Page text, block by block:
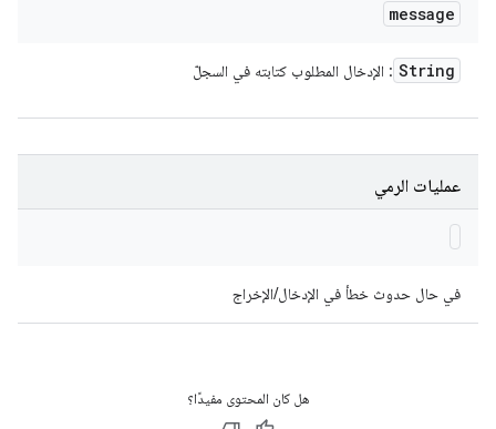
message
String : الإدخال المطلوب كتابته في السجلّ
عمليات الرمي
في حال حدوث خطأ في الإدخال/الإخراج
هل كان المحتوى مفيدًا؟